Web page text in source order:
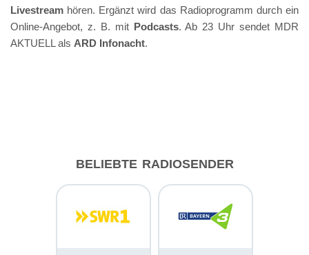
Livestream hören. Ergänzt wird das Radioprogramm durch ein
Online-Angebot, z. B. mit Podcasts. Ab 23 Uhr sendet MDR
AKTUELL als ARD Infonacht.
BELIEBTE RADIOSENDER